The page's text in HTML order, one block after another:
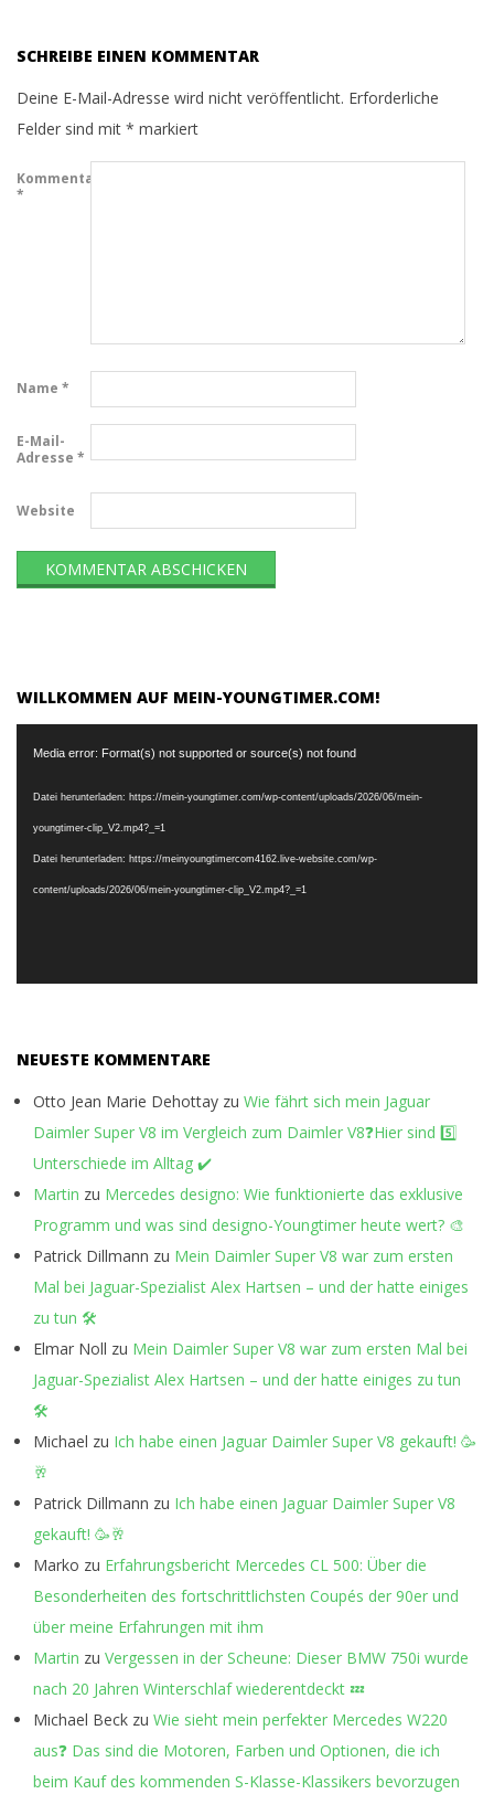
SCHREIBE EINEN KOMMENTAR
Deine E-Mail-Adresse wird nicht veröffentlicht. Erforderliche
Felder sind mit * markiert
Kommentar
*
Name *
E-Mail-
Adresse *
Website
WILLKOMMEN AUF MEIN-YOUNGTIMER.COM!
Media error: Format(s) not supported or source(s) not found
Datei herunterladen: https://mein-youngtimer.com/wp-content/uploads/2026/06/mein-
youngtimer-clip_V2.mp4?_=1
Datei herunterladen: https://meinyoungtimercom4162.live-website.com/wp-
content/uploads/2026/06/mein-youngtimer-clip_V2.mp4?_=1
NEUESTE KOMMENTARE
Otto Jean Marie Dehottay zu Wie fährt sich mein Jaguar
Daimler Super V8 im Vergleich zum Daimler V8❓Hier sind 5️⃣
Unterschiede im Alltag ✔️
Martin zu Mercedes designo: Wie funktionierte das exklusive
Programm und was sind designo-Youngtimer heute wert? 🎨
Patrick Dillmann zu Mein Daimler Super V8 war zum ersten
Mal bei Jaguar-Spezialist Alex Hartsen – und der hatte einiges
zu tun 🛠️
Elmar Noll zu Mein Daimler Super V8 war zum ersten Mal bei
Jaguar-Spezialist Alex Hartsen – und der hatte einiges zu tun
🛠️
Michael zu Ich habe einen Jaguar Daimler Super V8 gekauft! 🥳
🥂
Patrick Dillmann zu Ich habe einen Jaguar Daimler Super V8
gekauft! 🥳🥂
Marko zu Erfahrungsbericht Mercedes CL 500: Über die
Besonderheiten des fortschrittlichsten Coupés der 90er und
über meine Erfahrungen mit ihm
Martin zu Vergessen in der Scheune: Dieser BMW 750i wurde
nach 20 Jahren Winterschlaf wiederentdeckt 💤
Michael Beck zu Wie sieht mein perfekter Mercedes W220
aus❓ Das sind die Motoren, Farben und Optionen, die ich
beim Kauf des kommenden S-Klasse-Klassikers bevorzugen